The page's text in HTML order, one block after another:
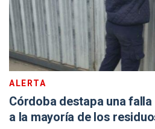
ALERTA
Córdoba destapa una
a la mayoría de los